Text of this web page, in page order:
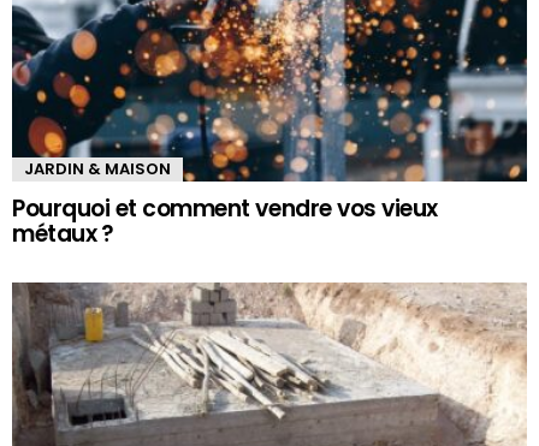
JARDIN & MAISON
Pourquoi et comment vendre vos vieux
métaux ?